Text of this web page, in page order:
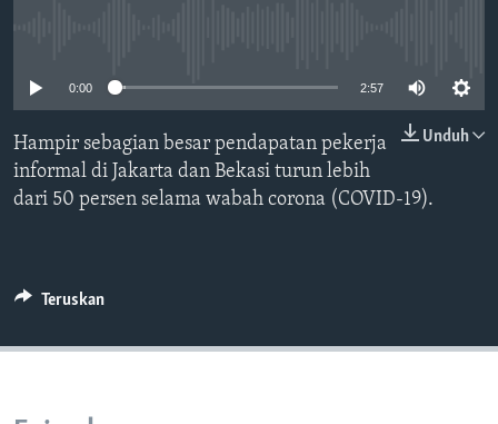
0:00 2:57
Unduh
Hampir sebagian besar pendapatan pekerja
informal di Jakarta dan Bekasi turun lebih
dari 50 persen selama wabah corona (COVID-19).
Teruskan